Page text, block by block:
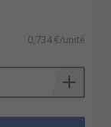
0,734 €/unité